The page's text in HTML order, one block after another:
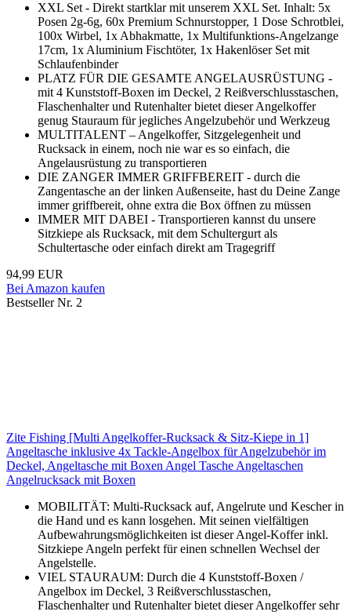
XXL Set - Direkt startklar mit unserem XXL Set. Inhalt: 5x
Posen 2g-6g, 60x Premium Schnurstopper, 1 Dose Schrotblei,
100x Wirbel, 1x Abhakmatte, 1x Multifunktions-Angelzange
17cm, 1x Aluminium Fischtöter, 1x Hakenlöser Set mit
Schlaufenbinder
PLATZ FÜR DIE GESAMTE ANGELAUSRÜSTUNG -
mit 4 Kunststoff-Boxen im Deckel, 2 Reißverschlusstaschen,
Flaschenhalter und Rutenhalter bietet dieser Angelkoffer
genug Stauraum für jegliches Angelzubehör und Werkzeug
MULTITALENT – Angelkoffer, Sitzgelegenheit und
Rucksack in einem, noch nie war es so einfach, die
Angelausrüstung zu transportieren
DIE ZANGER IMMER GRIFFBEREIT - durch die
Zangentasche an der linken Außenseite, hast du Deine Zange
immer griffbereit, ohne extra die Box öffnen zu müssen
IMMER MIT DABEI - Transportieren kannst du unsere
Sitzkiepe als Rucksack, mit dem Schultergurt als
Schultertasche oder einfach direkt am Tragegriff
94,99 EUR
Bei Amazon kaufen
Bestseller Nr. 2
Zite Fishing [Multi Angelkoffer-Rucksack & Sitz-Kiepe in 1]
Angeltasche inklusive 4x Tackle-Angelbox für Angelzubehör im
Deckel, Angeltasche mit Boxen Angel Tasche Angeltaschen
Angelrucksack mit Boxen
MOBILITÄT: Multi-Rucksack auf, Angelrute und Kescher in
die Hand und es kann losgehen. Mit seinen vielfältigen
Aufbewahrungsmöglichkeiten ist dieser Angel-Koffer inkl.
Sitzkiepe Angeln perfekt für einen schnellen Wechsel der
Angelstelle.
VIEL STAURAUM: Durch die 4 Kunststoff-Boxen /
Angelbox im Deckel, 3 Reißverschlusstaschen,
Flaschenhalter und Rutenhalter bietet dieser Angelkoffer sehr